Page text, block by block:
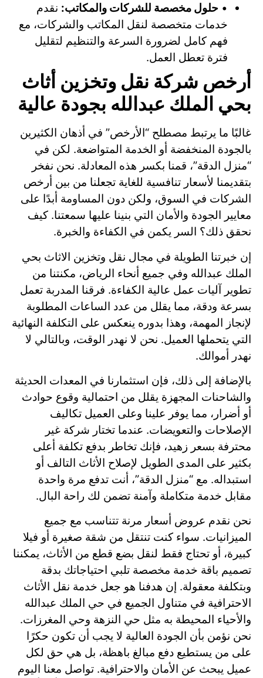
• حلول مخصصة للشركات والمكاتب: نقدم
خدمات متخصصة لنقل المكاتب والشركات، مع
فهم كامل لضرورة السرعة والتنظيم لتقليل
فترة تعطل العمل.
أرخص شركة نقل وتخزين أثاث
بحي الملك عبدالله بجودة عالية
غالبًا ما يرتبط مصطلح “الأرخص” في أذهان الكثيرين
بالجودة المنخفضة أو الخدمة المتواضعة. لكن في
“منزل الدقة”، قمنا بكسر هذه المعادلة. نحن نفخر
بتقديمنا لأسعار تنافسية للغاية تجعلنا من بين أرخص
الشركات في السوق، ولكن دون المساومة أبدًا على
معايير الجودة والأمان التي بنينا عليها سمعتنا. كيف
نحقق ذلك؟ السر يكمن في الكفاءة والخبرة.
إن خبرتنا الطويلة في مجال نقل وتخزين الاثاث بحي
الملك عبدالله وفي جميع أنحاء الرياض، مكنتنا من
تطوير آليات عمل عالية الكفاءة. فرقنا المدربة تعمل
بسرعة ودقة، مما يقلل من عدد الساعات المطلوبة
لإنجاز المهمة، وهذا بدوره ينعكس على التكلفة النهائية
التي يتحملها العميل. نحن لا نهدر الوقت، وبالتالي لا
نهدر أموالك.
بالإضافة إلى ذلك، فإن استثمارنا في المعدات الحديثة
والشاحنات المجهزة يقلل من احتمالية وقوع حوادث
أو أضرار، مما يوفر علينا وعلى العميل تكاليف
الإصلاحات والتعويضات. عندما تختار شركة غير
محترفة بسعر زهيد، فإنك تخاطر بدفع تكلفة أعلى
بكثير على المدى الطويل لإصلاح الأثاث التالف أو
استبداله. مع “منزل الدقة”، أنت تدفع مرة واحدة
مقابل خدمة متكاملة وآمنة تضمن لك راحة البال.
نحن نقدم عروض أسعار مرنة تتناسب مع جميع
الميزانيات. سواء كنت تنتقل من شقة صغيرة أو فيلا
كبيرة، أو تحتاج فقط لنقل بضع قطع من الأثاث، يمكننا
تصميم باقة خدمة مخصصة تلبي احتياجاتك بدقة
وبتكلفة معقولة. إن هدفنا هو جعل خدمة نقل الأثاث
الاحترافية في متناول الجميع في حي الملك عبدالله
والأحياء المحيطة به مثل حي النزهة وحي المغرزات.
نحن نؤمن بأن الجودة العالية لا يجب أن تكون حكرًا
على من يستطيع دفع مبالغ باهظة، بل هي حق لكل
عميل يبحث عن الأمان والاحترافية. تواصل معنا اليوم